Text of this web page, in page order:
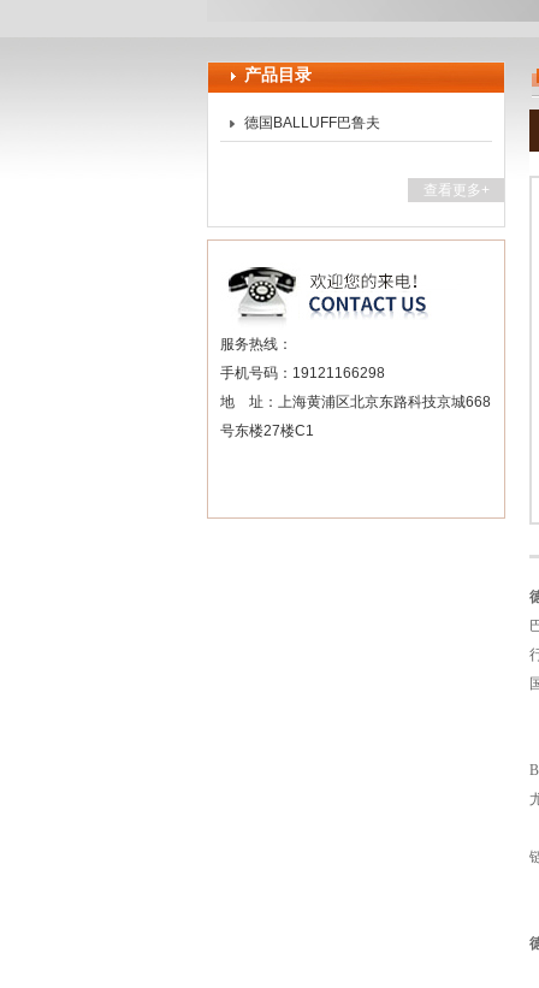
产品目录
德国BALLUFF巴鲁夫
查看更多+
服务热线：
手机号码：19121166298
地 址：上海黄浦区北京东路科技京城668
号东楼27楼C1